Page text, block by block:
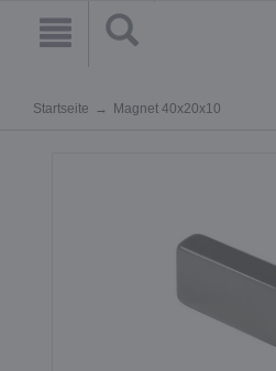
Startseite Magnet 40x20x10